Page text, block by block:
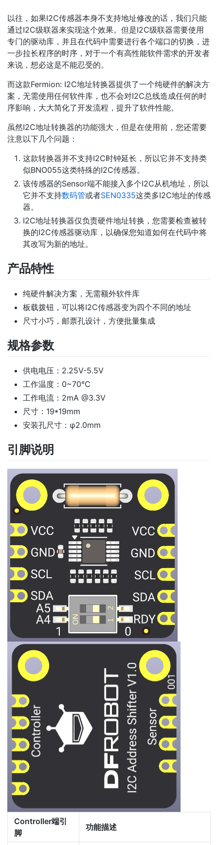
以往，如果I2C传感器本身不支持地址修改的话，我们只能
通过I2C级联器来实现这个效果。但是I2C级联器需要使用
专门的驱动库，并且在代码中需要进行各个端口的切换，进
一步拉长程序的时序，对于一个有高性能软件需求的开发者
来说，想必这是不能忍受的。
而这款Fermion: I2C地址转换器提供了一个纯硬件的解决方
案，无需使用任何软件库，也不会对I2C总线造成任何的时
序影响，大大简化了开发流程，提升了软件性能。
虽然I2C地址转换器的功能强大，但是在使用前，您还需要
注意以下几个问题：
这款转换器并不支持I2C时钟延长，所以它并不支持类
似BNO055这类特殊的I2C传感器。
该传感器的Sensor端不能接入多个I2C从机地址，所以
它并不支持数码管或者SEN0335这类多I2C地址的传感
器。
I2C地址转换器仅负责硬件地址转换，您需要检查被转
换的I2C传感器驱动库，以确保您知道如何在代码中将
其改写为新的地址。
产品特性
纯硬件解决方案，无需额外软件库
板载拨钮，可以将I2C传感器变为四个不同的地址
尺寸小巧，邮票孔设计，方便批量集成
规格参数
供电电压：2.25V-5.5V
工作温度：0~70℃
工作电流：2mA @3.3V
尺寸：19*19mm
安装孔尺寸：φ2.0mm
引脚说明
Controller端引
脚
功能描述